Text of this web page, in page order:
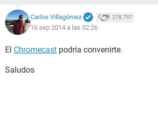
Carlos Villagómez 278.797
16 sep 2014 a las 02:26
El Chromecast podría convenirte.
Saludos